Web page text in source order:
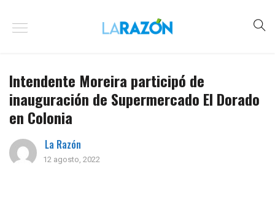
Intendente Moreira participó de
inauguración de Supermercado El Dorado
en Colonia
La Razón
12 agosto, 2022